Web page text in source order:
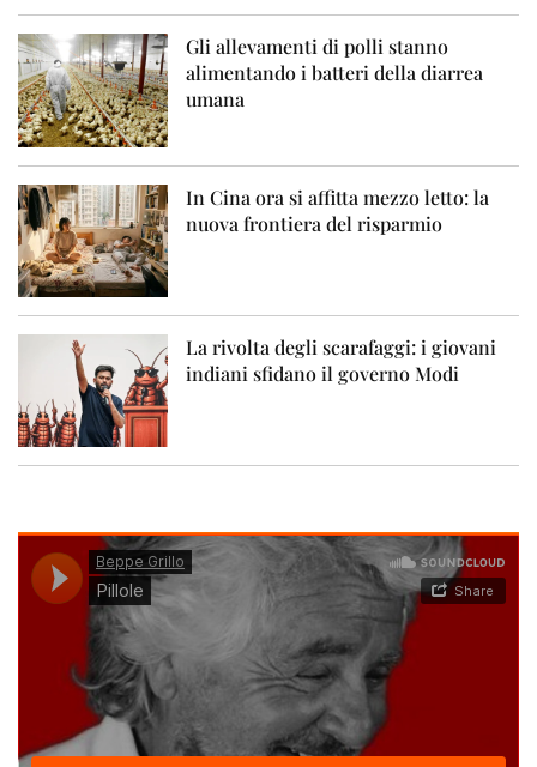
Gli allevamenti di polli stanno
alimentando i batteri della diarrea
umana
In Cina ora si affitta mezzo letto: la
nuova frontiera del risparmio
La rivolta degli scarafaggi: i giovani
indiani sfidano il governo Modi